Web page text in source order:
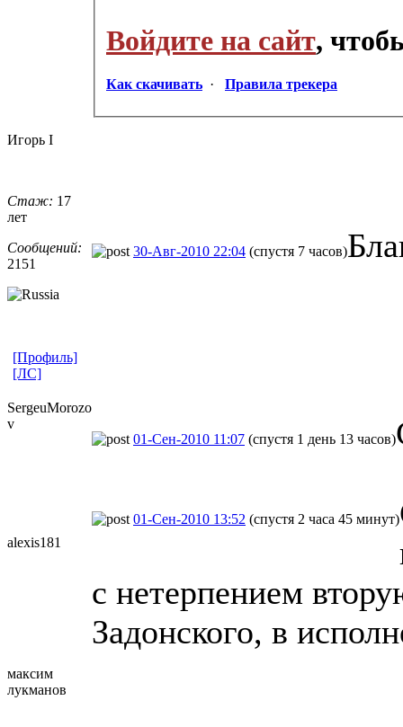
Войдите на сайт,
Как скачивать · Правила трекера
Игорь I
Стаж: 17
лет
Сообщений:
2151
30-Авг-2010 22:04 (спустя 7 часов)
[Профиль]
[ЛС]
SergeuMorozo
v
01-Сен-2010 11:07 (спустя 1 день 13 часов)
alexis181
01-Сен-2010 13:52 (спустя 2 часа 45 минут)
с нетерпением
Задонского, в
максим
лукманов